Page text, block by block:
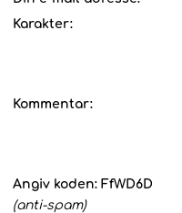
Karakter:
Kommentar:
Angiv koden: FfWD6D
(anti-spam)